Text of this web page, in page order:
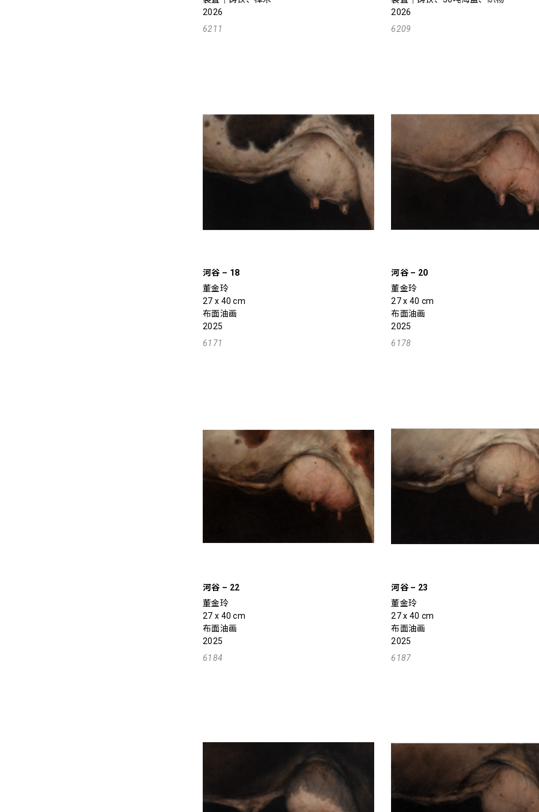
2026
6211
2026
6209
河谷 – 18
董金玲
27 x 40 cm
布面油画
2025
6171
河谷 – 20
董金玲
27 x 40 cm
布面油画
2025
6178
河谷 – 22
董金玲
27 x 40 cm
布面油画
2025
6184
河谷 – 23
董金玲
27 x 40 cm
布面油画
2025
6187